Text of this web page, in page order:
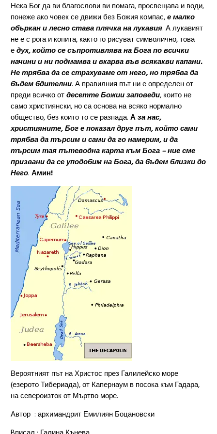
Нека Бог да ви благослови ви помага, просвещава и води,
понеже ако човек се движи без Божия компас,е малко
объркан и лесно става плячка на лукавия. А лукавият
не е с рога и копита, както го рисуват символично, това
едух, който се съпротивлява на Бога по всички
начини и ни подмамва и вкарва във всякакви капани.
Не трябва да се страхуваме от него, но трябва да
бъдем бдителни. А правилния път ни е определен от
преди всичко отдесетте Божии заповеди, които не
само християнски, но са основа на всяко нормално
общество, без които то се разпада.А за нас,
християните, Бог е показал друг път, който сами
трябва да търсим и сами да го намерим, и да
търсим тая пътеводна карта към Бога – ние сме
призвани да се уподобим на Бога, да бъдем близки до
Него.Амин!
Вероятният път на Христос през Галилейско море
(езерото Тибериада), от Капернаум в посока към Гадара,
на североизток от Мъртво море.
Автор : архимандрит Емилиян Боцановски